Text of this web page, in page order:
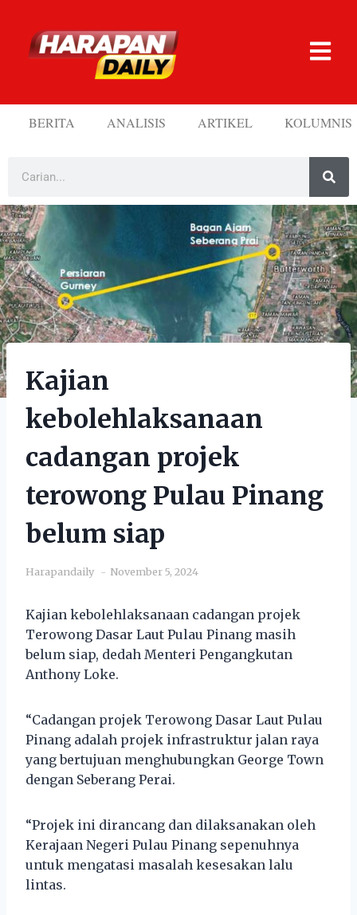
BERITA ANALISIS ARTIKEL KOLUMNIS
Kajian
kebolehlaksanaan
cadangan projek
terowong Pulau Pinang
belum siap
Harapandaily November 5, 2024
Kajian kebolehlaksanaan cadangan projek
Terowong Dasar Laut Pulau Pinang masih
belum siap, dedah Menteri Pengangkutan
Anthony Loke.
“Cadangan projek Terowong Dasar Laut Pulau
Pinang adalah projek infrastruktur jalan raya
yang bertujuan menghubungkan George Town
dengan Seberang Perai.
“Projek ini dirancang dan dilaksanakan oleh
Kerajaan Negeri Pulau Pinang sepenuhnya
untuk mengatasi masalah kesesakan lalu
lintas.